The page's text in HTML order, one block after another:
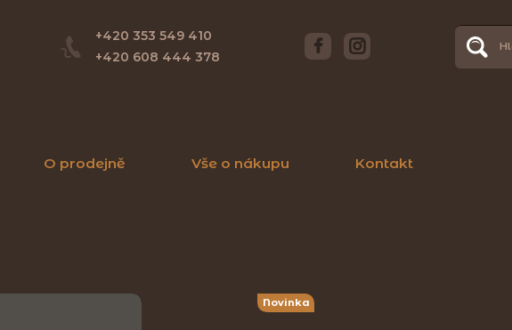
+420 353 549 410
+420 608 444 378
O prodejně Vše o nákupu Kontakt
Novinka